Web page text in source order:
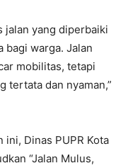
jalan yang diperbaiki
bagi warga. Jalan
mobilitas, tetapi
tertata dan nyaman,”
Dinas PUPR Kota
“Jalan Mulus,